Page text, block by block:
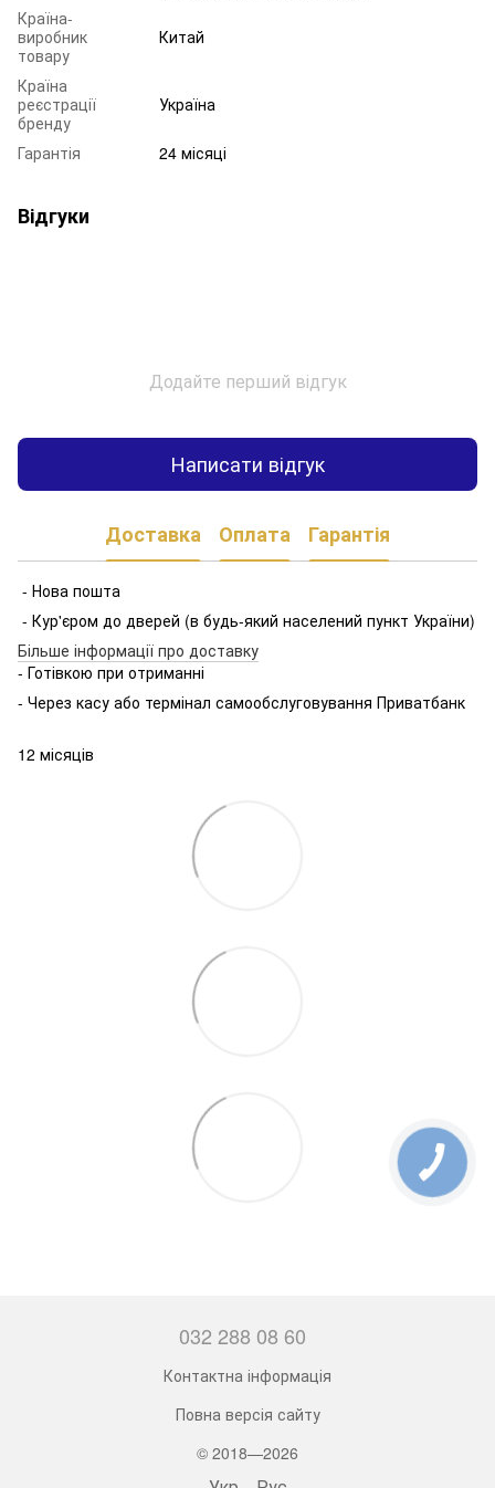
Країна-
виробник
товару
Китай
Країна
реєстрації
бренду
Україна
Гарантія 24 місяці
Відгуки
Додайте перший відгук
Написати відгук
Доставка Оплата Гарантія
- Нова пошта
- Кур'єром до дверей (в будь-який населений пункт України)
Більше інформації про доставку
- Готівкою при отриманні
- Через касу або термінал самообслуговування Приватбанк
12 місяців
032 288 08 60
Контактна інформація
Повна версія сайту
© 2018—2026